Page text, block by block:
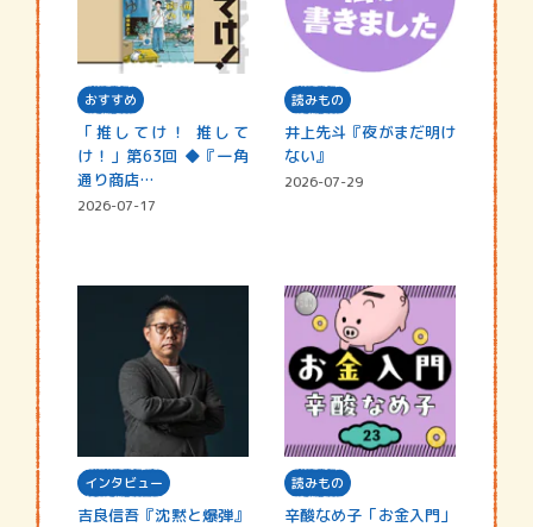
おすすめ
「推してけ！ 推して
け！」第63回 ◆『一角
通り商店…
2026-07-17
読みもの
井上先斗『夜がまだ明け
ない』
2026-07-29
インタビュー
吉良信吾『沈黙と爆弾』
読みもの
辛酸なめ子「お金入門」